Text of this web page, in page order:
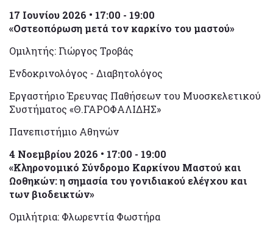
17 Ιουνίου 2026 • 17:00 - 19:00
«Οστεοπόρωση μετά τον καρκίνο του μαστού»
Ομιλητής: Γιώργος Τροβάς
Ενδοκρινολόγος - Διαβητολόγος
Εργαστήριο Έρευνας Παθήσεων του Μυοσκελετικού
Συστήματος «Θ.ΓΑΡΟΦΑΛΙΔΗΣ»
Πανεπιστήμιο Αθηνών
4 Νοεμβρίου 2026 • 17:00 - 19:00
«Κληρονομικό Σύνδρομο Καρκίνου Μαστού και
Ωοθηκών: η σημασία του γονιδιακού ελέγχου και
των βιοδεικτών»
Ομιλήτρια: Φλωρεντία Φωστήρα